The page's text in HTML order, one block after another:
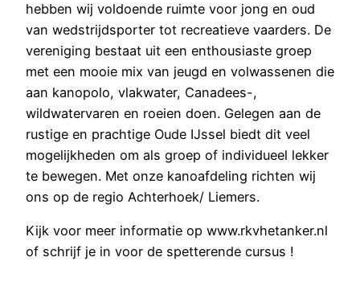
hebben wij voldoende ruimte voor jong en oud
van wedstrijdsporter tot recreatieve vaarders. De
vereniging bestaat uit een enthousiaste groep
met een mooie mix van jeugd en volwassenen die
aan kanopolo, vlakwater, Canadees-,
wildwatervaren en roeien doen. Gelegen aan de
rustige en prachtige Oude IJssel biedt dit veel
mogelijkheden om als groep of individueel lekker
te bewegen. Met onze kanoafdeling richten wij
ons op de regio Achterhoek/ Liemers.
Kijk voor meer informatie op www.rkvhetanker.nl
of schrijf je in voor de spetterende cursus !